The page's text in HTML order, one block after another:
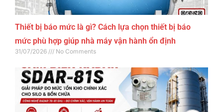
Thiết bị báo mức là gì? Cách lựa chọn thiết bị báo
mức phù hợp giúp nhà máy vận hành ổn định
31/07/2026 No Comments